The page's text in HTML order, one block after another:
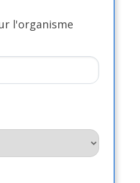
l'organisme